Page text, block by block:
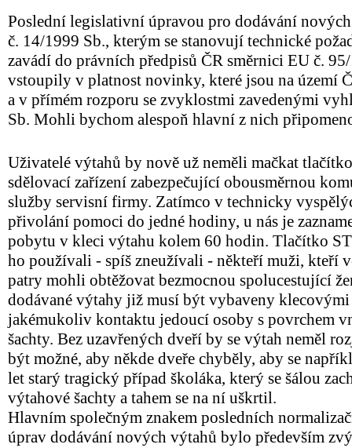
Poslední legislativní úpravou pro dodávání
č. 14/1999 Sb., kterým se stanovují technické
zavádí do právních předpisů ČR směrnici EU č.
vstoupily v platnost novinky, které jsou na území
a v přímém rozporu se zvyklostmi zavedenými
Sb. Mohli bychom alespoň hlavní z nich
Uživatelé výtahů by nově už neměli mačkat
sdělovací zařízení zabezpečující obousměrnou
služby servisní firmy. Zatímco v technicky
přivolání pomoci do jedné hodiny, u nás je
pobytu v kleci výtahu kolem 60 hodin. Tlačítko
ho používali - spíš zneužívali - někteří muži, kteří
patry mohli obtěžovat bezmocnou spolucestující
dodávané výtahy již musí být vybaveny
jakémukoliv kontaktu jedoucí osoby s povrchem
šachty. Bez uzavřených dveří by se výtah neměl
být možné, aby někde dveře chyběly, aby se
let starý tragický případ školáka, který se šálou
výtahové šachty a tahem se na ní uškrtil.
Hlavním společným znakem posledních
úprav dodávání nových výtahů bylo především